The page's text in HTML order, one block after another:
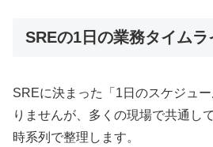
SREの1日の業務タイムラ
SREに決まった「1日のスケジュ
りませんが、多くの現場で共通し
時系列で整理します。